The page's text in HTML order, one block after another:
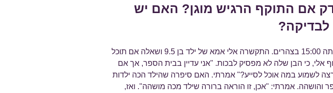
אם התוקף הרגיש מוגן? האם יש
השעה הייתה 15:00 בצהרים. התקשרה אלי אמא של ילד בן 9.5 ושאלה אם תוכל
אלי, כי הבן שלה לא מפסיק לבכות. "אני עדיין בבית הספר, אך אם
לשמוע במה אוכל לסייע?" אמרתי. האם סיפרה שהילד הכה ילדות
והושהה. אמרתי: "אכן, זו הוראה ברורה שילד מכה מושהה". ואז,